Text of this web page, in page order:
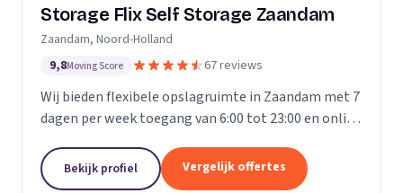
Storage Flix Self Storage Zaandam
Zaandam, Noord-Holland
9,8Moving Score 67 reviews
Wij bieden flexibele opslagruimte in Zaandam met 7
dagen per week toegang van 6:00 tot 23:00 en online
Bekijk profiel Vergelijk offertes